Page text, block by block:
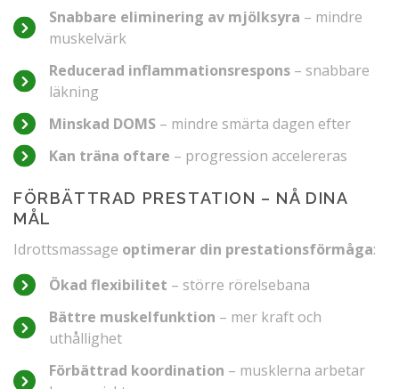
Snabbare eliminering av mjölksyra – mindre
muskelvärk
Reducerad inflammationsrespons – snabbare
läkning
Minskad DOMS – mindre smärta dagen efter
Kan träna oftare – progression accelereras
FÖRBÄTTRAD PRESTATION – NÅ DINA
MÅL
Idrottsmassage optimerar din prestationsförmåga:
Ökad flexibilitet – större rörelsebana
Bättre muskelfunktion – mer kraft och
uthållighet
Förbättrad koordination – musklerna arbetar